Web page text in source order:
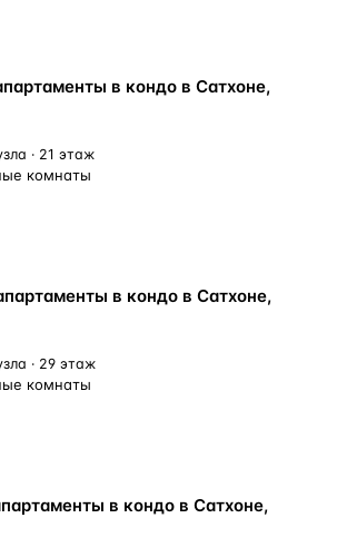
в кондо в Сатхоне,
· 21 этаж
комнаты
в кондо в Сатхоне,
· 29 этаж
комнаты
в кондо в Сатхоне,